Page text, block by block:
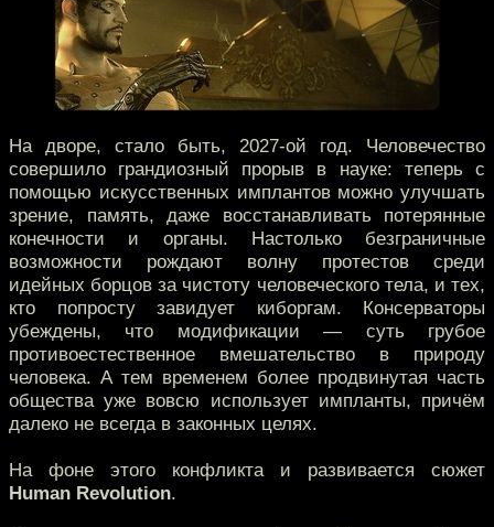
На дворе, стало быть, 2027-ой год. Человечество
совершило грандиозный прорыв в науке: теперь с
помощью искусственных имплантов можно улучшать
зрение, память, даже восстанавливать потерянные
конечности и органы. Настолько безграничные
возможности рождают волну протестов среди
идейных борцов за чистоту человеческого тела, и тех,
кто попросту завидует киборгам. Консерваторы
убеждены, что модификации — суть грубое
противоестественное вмешательство в природу
человека. А тем временем более продвинутая часть
общества уже вовсю использует импланты, причём
далеко не всегда в законных целях.
На фоне этого конфликта и развивается сюжет
Human Revolution.